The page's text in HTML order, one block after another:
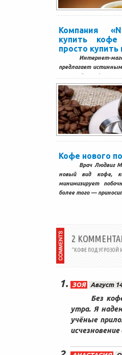
Компания
купить
просто купить
Интернет-
предлагает
зерновой кофе
брендов, а это более
на любой...
Кофе нового
Врач Людвиг
новый вид кофе,
минимизирует
более того —
2
“КОФЕ ПОД УГРОЗОЙ
ЗОЯ Август
Без
утра. Я
учёные
исчезновение